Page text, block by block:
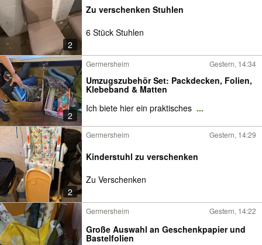
2
Zu verschenken Stuhlen
6 Stück Stuhlen
2
Germersheim Gestern, 14:34
Umzugszubehör Set: Packdecken, Folien,
Klebeband & Matten
Ich biete hier ein praktisches ...
2
Germersheim Gestern, 14:29
Kinderstuhl zu verschenken
Zu Verschenken
Germersheim Gestern, 14:22
Große Auswahl an Geschenkpapier und
Bastelfolien